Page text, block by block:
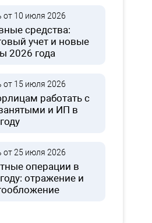
от 10 июля 2026
средства:
учет и новые
2026 года
от 15 июля 2026
работать с
и ИП в
от 25 июля 2026
операции в
отражение и